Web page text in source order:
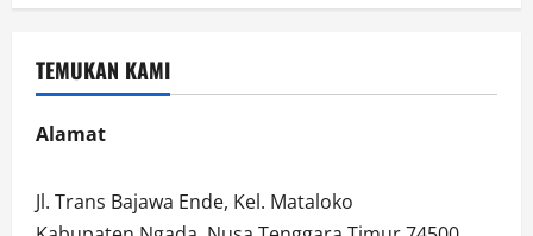
TEMUKAN KAMI
Alamat
Jl. Trans Bajawa Ende, Kel. Mataloko